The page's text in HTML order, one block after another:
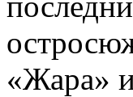
«Жара»